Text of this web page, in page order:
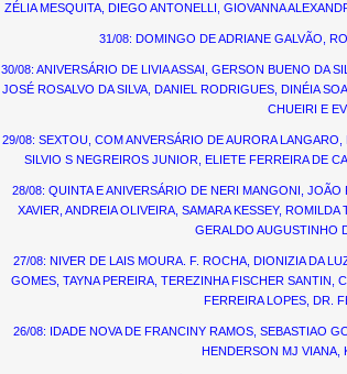
ZÉLIA MESQUITA, DIEGO ANTONELLI, GIOVANNA
31/08: DOMINGO DE ADRIANE GALVÃO,
30/08: ANIVERSÁRIO DE LIVIA ASSAI, GERSON BUENO DA
JOSÉ ROSALVO DA SILVA, DANIEL RODRIGUES, DINÉIA
CHUEIRI E
29/08: SEXTOU, COM ANVERSÁRIO DE AURORA
SILVIO S NEGREIROS JUNIOR, ELIETE FERREIRA DE
28/08: QUINTA E ANIVERSÁRIO DE NERI MANGONI,
XAVIER, ANDREIA OLIVEIRA, SAMARA KESSEY,
GERALDO AUGUSTINHO
27/08: NIVER DE LAIS MOURA. F. ROCHA, DIONIZIA DA
GOMES, TAYNA PEREIRA, TEREZINHA FISCHER SANTIN,
FERREIRA LOPES, DR.
26/08: IDADE NOVA DE FRANCINY RAMOS, SEBASTIAO
HENDERSON MJ VIANA,